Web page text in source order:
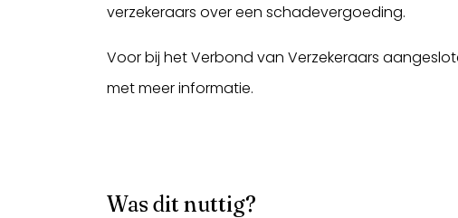
verzekeraars over een schadevergoeding.
Voor bij het Verbond van Verzekeraars
met meer informatie.
Was dit nuttig?